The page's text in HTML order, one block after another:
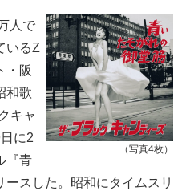
（写真4枚）
人で
いるZ
・阪
和歌
キャ
に2
『青
スした。昭和にタイムスリ